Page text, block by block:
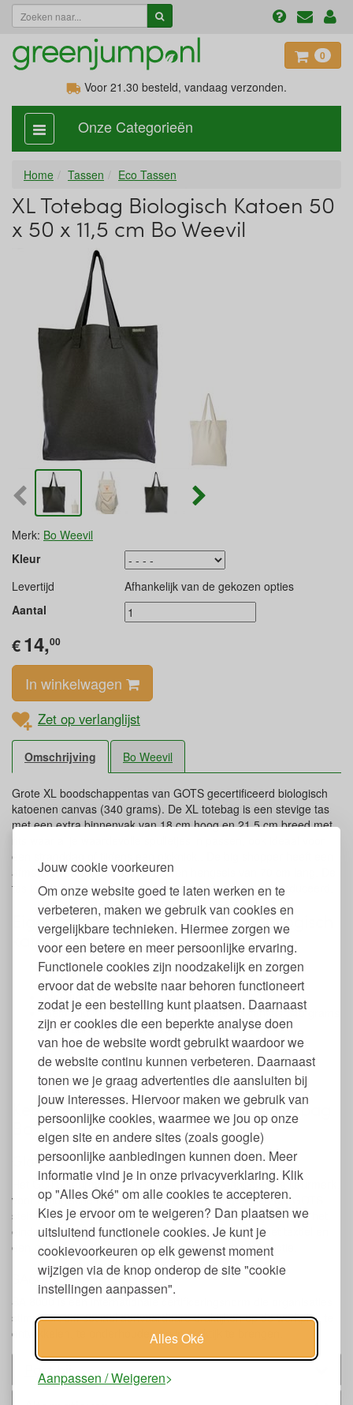
Jouw cookie voorkeuren
Om onze website goed te laten werken en te
verbeteren, maken we gebruik van cookies en
vergelijkbare technieken. Hiermee zorgen we
voor een betere en meer persoonlijke ervaring.
Functionele cookies zijn noodzakelijk en zorgen
ervoor dat de website naar behoren functioneert
zodat je een bestelling kunt plaatsen. Daarnaast
zijn er cookies die een beperkte analyse doen
van hoe de website wordt gebruikt waardoor we
de website continu kunnen verbeteren. Daarnaast
tonen we je graag advertenties die aansluiten bij
jouw interesses. Hiervoor maken we gebruik van
persoonlijke cookies, waarmee we jou op onze
eigen site en andere sites (zoals google)
persoonlijke aanbiedingen kunnen doen. Meer
informatie vind je in onze privacyverklaring. Klik
op "Alles Oké" om alle cookies te accepteren.
Kies je ervoor om te weigeren? Dan plaatsen we
uitsluitend functionele cookies. Je kunt je
cookievoorkeuren op elk gewenst moment
wijzigen via de knop onderop de site "cookie
instellingen aanpassen".
Alles Oké
Aanpassen / Weigeren
0
Voor 21.30 besteld, vandaag verzonden.
categorie
aan,
Onze Categorieën
Home Tassen Eco Tassen
XL Totebag Biologisch Katoen 50
x 50 x 11,5 cm Bo Weevil
Merk: Bo Weevil
Kleur
Levertijd
Afhankelijk van de gekozen opties
Aantal
€14,00
In winkelwagen
Zet op verlanglijst
Omschrijving Bo Weevil
Grote XL boodschappentas van GOTS gecertificeerd biologisch
katoenen canvas (340 grams). De XL totebag is een stevige tas
met een extra binnenvak van 18 cm hoog en 21,5 cm breed met
een stranddag of tijdens een picknick.. De big shopper heeft een
afmeting van 50 x 50 x 11,5 cm. en hengsels van 70 cm lang. De
tas is vrij van schadelijke stoffen en wordt in India geproduceerd.
Eigenschappen XL totebag van biologisch
katoen canvas
Afmeting: 50 x 50 x11,5 cm.
Hengsels: 70 cm lang
Afmeting binnenvak: 18 x 21,5 cm.
Gemaakt van 100% biologisch katoenen canvas 340 grams
Wasbaar op maximaal 40 graden
Geproduceerd in India
GOTS en SA8000 gecertificeerd
Verkrijgbaar in 2 kleuren: Ecru en Antraciet
Keurmerken en labels organic XL totebag
Bo weevil
Global Organic Textile Standard (GOTS)
Het GOTS keurmerk is wereldwijd het toonaangevende keurmerk
voor biologische textielverwerking. De strenge eisen die GOTS
stelt aan de volledige keten, vanaf het katoenzaadje tot aan het
eindproduct, garandeert de biologische status van het textiel en
een milieuvriendelijke en sociaal verantwoorde productie.
SA8000
SA 8000 is een internationale certificeringsnorm die organisaties
stimuleert om sociaal aanvaardbare praktijken op de werkplek te
ontwikkelen, te onderhouden en in praktijk te brengen.
Past bij